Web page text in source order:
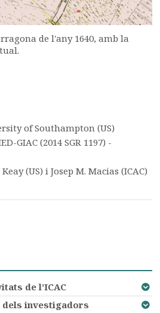
de l'any 1640, amb la
of Southampton (US)
GIAC (2014 SGR 1197) -
(US) i Josep M. Macias (ICAC)
de l’ICAC
investigadors